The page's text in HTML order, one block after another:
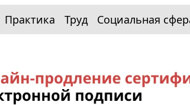
Практика Труд Социальная